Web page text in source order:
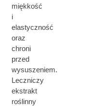
miękkość
i
elastyczność
oraz
chroni
przed
wysuszeniem.
Leczniczy
ekstrakt
roślinny